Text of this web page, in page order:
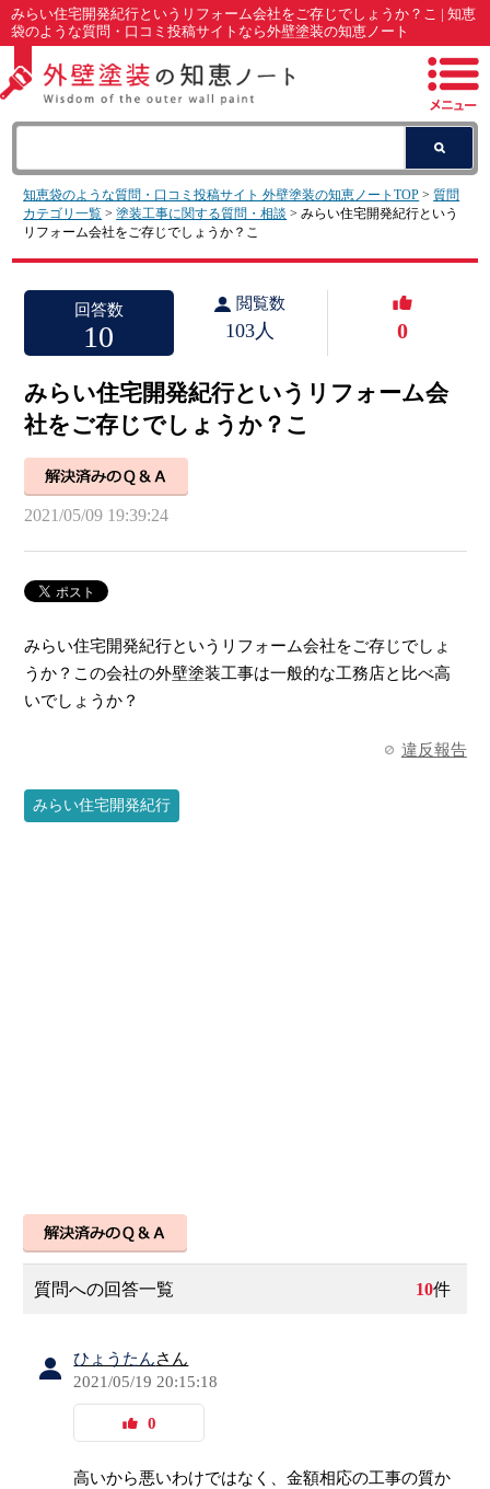
みらい住宅開発紀行というリフォーム会社をご存じでしょうか？こ | 知恵
袋のような質問・口コミ投稿サイトなら外壁塗装の知恵ノート
知恵袋のような質問・口コミ投稿サイト 外壁塗装の知恵ノートTOP >質問
カテゴリ一覧 >塗装工事に関する質問・相談 > みらい住宅開発紀行という
リフォーム会社をご存じでしょうか？こ
回答数
10
閲覧数
103人 0
みらい住宅開発紀行というリフォーム会
社をご存じでしょうか？こ
2021/05/09 19:39:24
みらい住宅開発紀行というリフォーム会社をご存じでしょ
うか？この会社の外壁塗装工事は一般的な工務店と比べ高
いでしょうか？
違反報告
みらい住宅開発紀行
質問への回答一覧 10件
ひょうたんさん
2021/05/19 20:15:18
0
高いから悪いわけではなく、金額相応の工事の質か